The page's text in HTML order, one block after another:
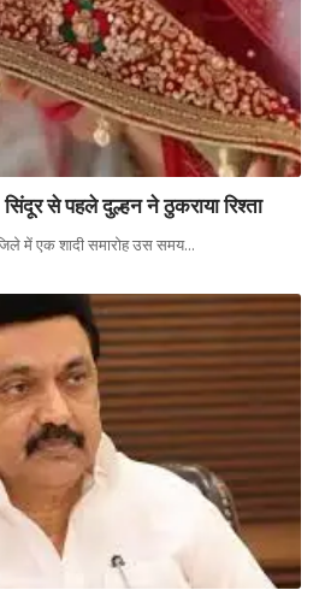
से पहले दुल्हन ने ठुकराया रिश्ता
में एक शादी समारोह उस समय…